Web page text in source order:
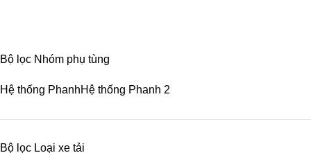
Bộ lọc Nhóm phụ tùng
Hệ thống PhanhHệ thống Phanh 2
Bộ lọc Loại xe tải